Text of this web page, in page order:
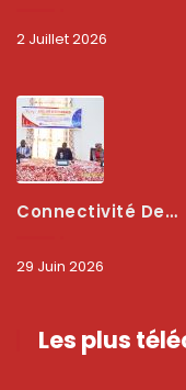
2 Juillet 2026
Connectivité Des Territoires : L’ARCEP Et Les Collectivités Territoriales Scellent Un Pacte Stratégique À Bobo-Dioulasso Pour Booster La Qualité Des Réseaux
29 Juin 2026
Les plus